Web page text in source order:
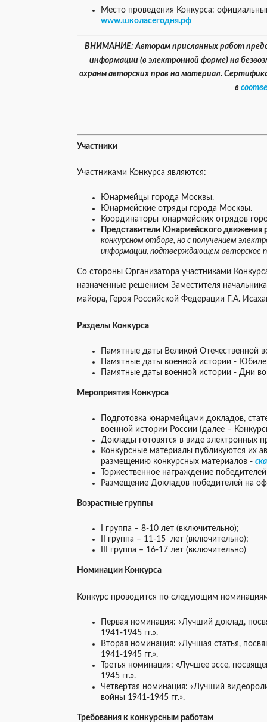
Место проведения Конкурса:
www.школасегодня.рф
ВНИМАНИЕ: Авторам присланных работ
информации (в электронной форме) на
охраны авторских прав на материал.
в
Участники
Участниками Конкурса являются:
Юнармейцы города Москвы.
Юнармейские отряды города Москвы.
Координаторы юнармейских отрядов
Представители Юнармейского движения
конкурсном отборе, но с получением
информации, подтверждающем авторское
Со стороны Организатора участниками
назначенные решением Заместителя
майора, Героя Российской Федерации Г.А.
Разделы Конкурса
Памятные даты Великой Отечественной
Памятные даты военной истории -
Памятные даты военной истории - Дни
Мероприятия Конкурса
Подготовка юнармейцами докладов,
военной истории России (далее –
Доклады готовятся в виде электронных
Конкурсные материалы публикуются их
размещению конкурсных материалов -
Торжественное награждение
Размещение Докладов победителей на
Возрастные группы
I группа – 8-10 лет (включительно);
II группа – 11-15 лет (включительно);
III группа – 16-17 лет (включительно)
Номинации Конкурса
Конкурс проводится по следующим
Первая номинация: «Лучший доклад,
1941-1945 гг.».
Вторая номинация: «Лучшая статья,
1941-1945 гг.».
Третья номинация: «Лучшее эссе,
1945 гг.».
Четвертая номинация: «Лучший
войны 1941-1945 гг.».
Требования к конкурсным работам